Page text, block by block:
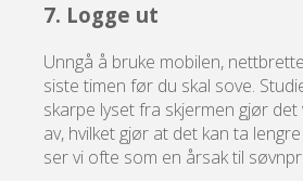
7. Logge ut
Unngå å bruke mobilen,
siste timen før du skal sove.
skarpe lyset fra skjermen gjør
av, hvilket gjør at det kan ta
ser vi ofte som en årsak til